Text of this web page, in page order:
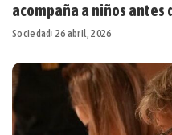
acompaña a niños antes
Sociedad 26 abril, 2026